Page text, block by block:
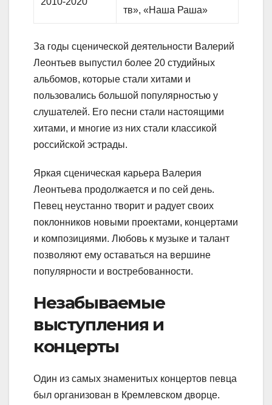
тв», «Наша Раша»
За годы сценической деятельности Валерий
Леонтьев выпустил более 20 студийных
альбомов, которые стали хитами и
пользовались большой популярностью у
слушателей. Его песни стали настоящими
хитами, и многие из них стали классикой
российской эстрады.
Яркая сценическая карьера Валерия
Леонтьева продолжается и по сей день.
Певец неустанно творит и радует своих
поклонников новыми проектами, концертами
и композициями. Любовь к музыке и талант
позволяют ему оставаться на вершине
популярности и востребованности.
Незабываемые
выступления и
концерты
Один из самых знаменитых концертов певца
был организован в Кремлевском дворце.